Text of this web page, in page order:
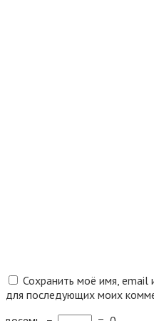
Сохранить моё имя, email
для последующих моих